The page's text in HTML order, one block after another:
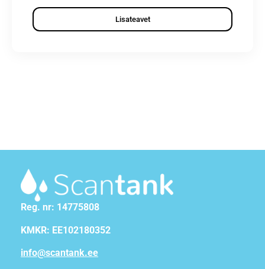
Lisateavet
Reg. nr: 14775808
KMKR: EE102180352
info@scantank.ee